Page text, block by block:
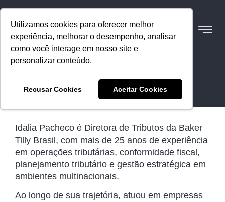
Utilizamos cookies para oferecer melhor
experiência, melhorar o desempenho, analisar
como você interage em nosso site e
personalizar conteúdo.
Recusar Cookies Aceitar Cookies
Idalia Pacheco
Diretora de Tributos
Idalia Pacheco é Diretora de Tributos da Baker
Tilly Brasil, com mais de 25 anos de experiência
em operações tributárias, conformidade fiscal,
planejamento tributário e gestão estratégica em
ambientes multinacionais.
Ao longo de sua trajetória, atuou em empresas